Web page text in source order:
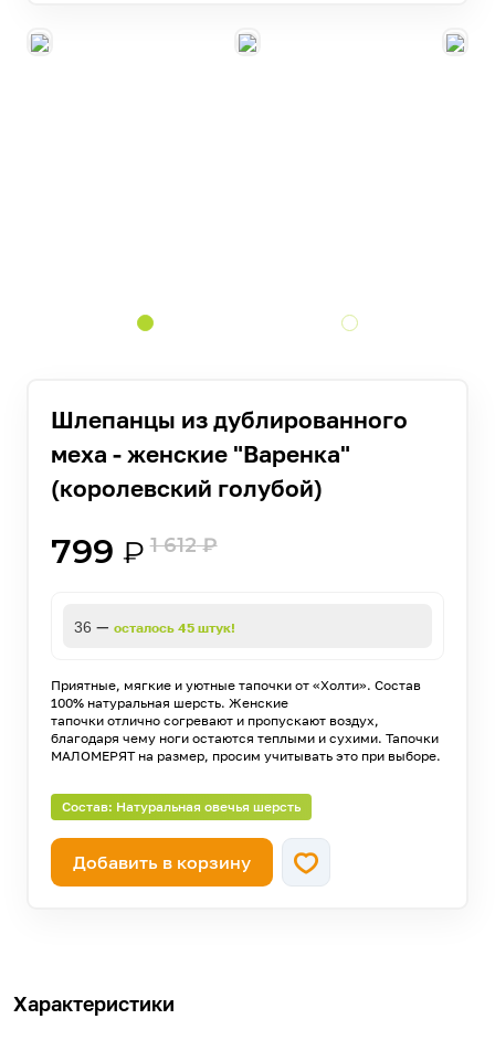
Шлепанцы из дублированного
меха - женские "Варенка"
(королевский голубой)
799 ₽ 1 612₽
36 — осталось 45 штук!
Приятные, мягкие и уютные тапочки от «Холти». Состав
100% натуральная шерсть. Женские
тапочки отлично согревают и пропускают воздух,
благодаря чему ноги остаются теплыми и сухими. Тапочки
МАЛОМЕРЯТ на размер, просим учитывать это при выборе.
Состав: Натуральная овечья шерсть
Добавить в корзину
Характеристики